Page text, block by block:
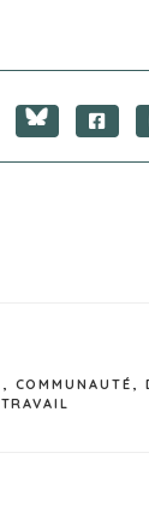
, COMMUNAUTÉ ,
TRAVAIL